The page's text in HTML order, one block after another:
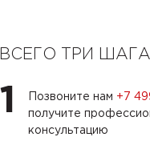
ВСЕГО ТРИ
1 Позвоните нам +7
получите
консультацию